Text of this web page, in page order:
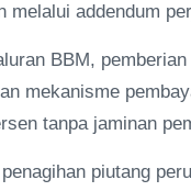
addendum
BBM,
mekanisme
tanpa jaminan
piutang